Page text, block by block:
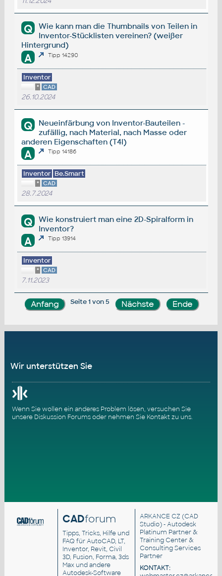
Q
Wie kann man die Thumbnails von Teilen in
Inventor-Stücklisten vereinen? (weißer
Hintergrund)
A Tipp 14290
Inventor
* CAD
26.10.2024
Q
Neueinfärbung von Inventor-Bauteilen -
zufällig, nach Material, nach Masse oder
anderen Eigenschaften (T4I)
A Tipp 14186
Inventor Be.Smart
* CAD
28.7.2024
Q
Wie konstruiert man eine 2D-Spiralform in
Inventor?
A Tipp 13914
Inventor
* CAD
7.11.2023
Seite 1 von 5
Wir unterstützen Sie
Wenn Sie wollen ein anderes Problem lösen, versuchen Sie
unsere Diskussion Forumsoder nehmen Sie Kontakt zu uns.
CADforum
Tipps, Tricks, Hilfe und
FAQ für AutoCAD, LT,
Inventor, Revit, Civil
3D, Fusion, Forma, 3ds
Max und andere
Autodesk-Software
ARKANCE CZ (CAD
Studio) - Autodesk
Platinum Partner &
Training Center &
Consulting Services
Partner
KONTAKT: